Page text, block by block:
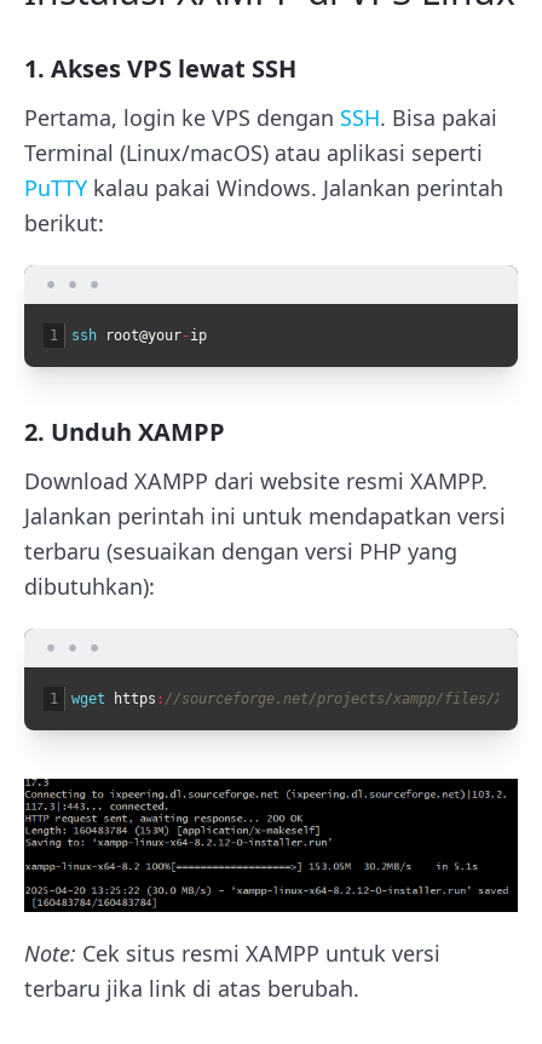
1. Akses VPS lewat SSH
Pertama, login ke VPS dengan SSH. Bisa pakai
Terminal (Linux/macOS) atau aplikasi seperti
PuTTY kalau pakai Windows. Jalankan perintah
berikut:
1 ssh root@your-ip
2. Unduh XAMPP
Download XAMPP dari website resmi XAMPP.
Jalankan perintah ini untuk mendapatkan versi
terbaru (sesuaikan dengan versi PHP yang
dibutuhkan):
1 wget https : //sourceforge.net/projects/xampp/files/
Note: Cek situs resmi XAMPP untuk versi
terbaru jika link di atas berubah.